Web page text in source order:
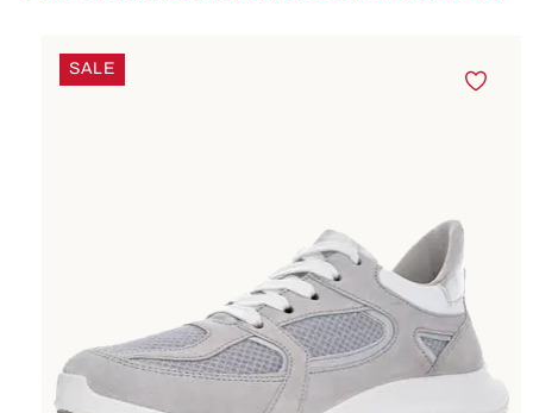
SALE